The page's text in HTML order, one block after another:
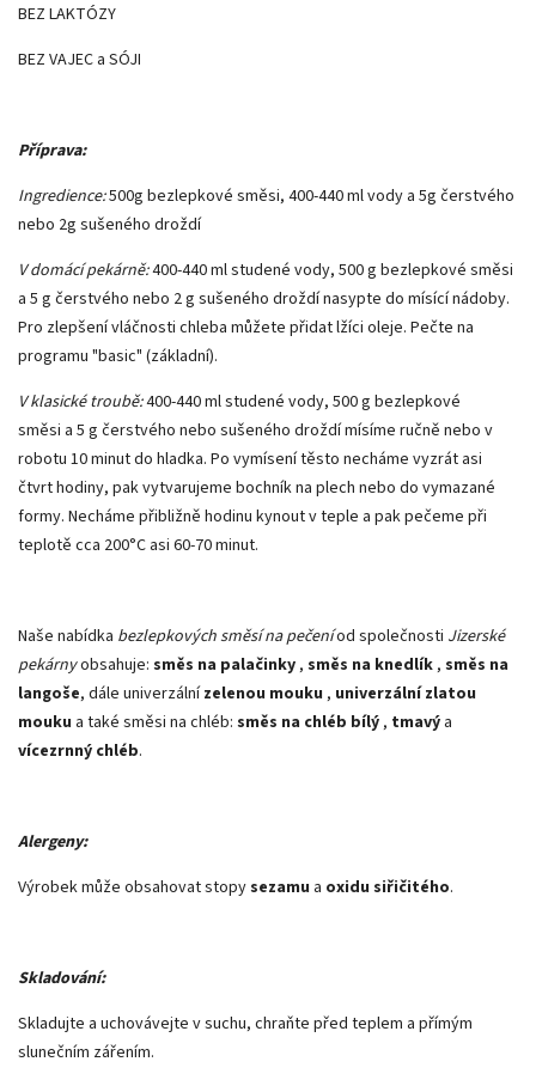
BEZ LAKTÓZY
BEZ VAJEC a SÓJI
Příprava:
Ingredience:500g bezlepkové směsi, 400-440 ml vody a 5g čerstvého
nebo 2g sušeného droždí
V domácí pekárně:400-440 ml studené vody, 500 g bezlepkové směsi
a 5 g čerstvého nebo 2 g sušeného droždí nasypte do mísící nádoby.
Pro zlepšení vláčnosti chleba můžete přidat lžíci oleje. Pečte na
programu "basic" (základní).
V klasické troubě:400-440 ml studené vody, 500 g bezlepkové
směsi a 5 g čerstvého nebo sušeného droždí mísíme ručně nebo v
robotu 10 minut do hladka. Po vymísení těsto necháme vyzrát asi
čtvrt hodiny, pak vytvarujeme bochník na plech nebo do vymazané
formy. Necháme přibližně hodinu kynout v teple a pak pečeme při
teplotě cca 200°C asi 60-70 minut.
Naše nabídka bezlepkových směsí na pečeníod společnosti Jizerské
pekárnyobsahuje: směs na palačinky , směs na knedlík , směs na
langoše, dále univerzálnízelenou mouku , univerzální zlatou
mouku a také směsi na chléb: směs na chléb bílý , tmavý a
vícezrnný chléb.
Alergeny:
Výrobek může obsahovat stopysezamu a oxidu siřičitého.
Skladování:
Skladujte a uchovávejte v suchu, chraňte před teplem a přímým
slunečním zářením.